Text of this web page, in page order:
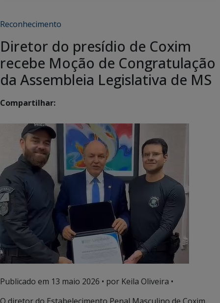
Reconhecimento
Diretor do presídio de Coxim
recebe Moção de Congratulação
da Assembleia Legislativa de MS
Compartilhar:
Publicado em 13 maio 2026 • por Keila Oliveira •